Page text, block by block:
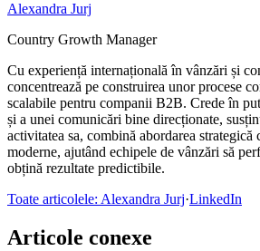
Alexandra Jurj
Country Growth Manager
Cu experiență internațională în vânzări și
concentrează pe construirea unor procese
scalabile pentru companii B2B. Crede în
și a unei comunicări bine direcționate,
activitatea sa, combină abordarea
moderne, ajutând echipele de vânzări să
obțină rezultate predictibile.
Toate articolele: Alexandra Jurj·LinkedIn
Articole conexe